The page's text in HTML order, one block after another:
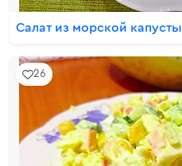
Салат из морской капусты
26